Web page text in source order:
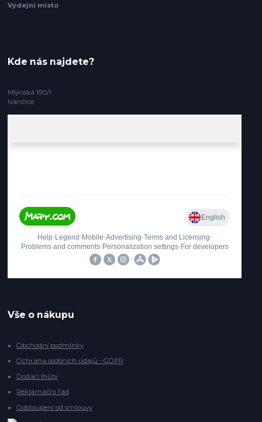
Výdejní místo
Kde nás najdete?
Mlýnská 190/1
Ivančice
Vše o nákupu
Obchodní podmínky
Ochrana osobních údajů - GDPR
Dodací lhůty
Reklamační řád
Odstoupení od smlouvy